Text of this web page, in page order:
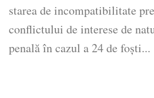
starea de incompatibilitate
conflictului de interese de
penală în cazul a 24 de foști...